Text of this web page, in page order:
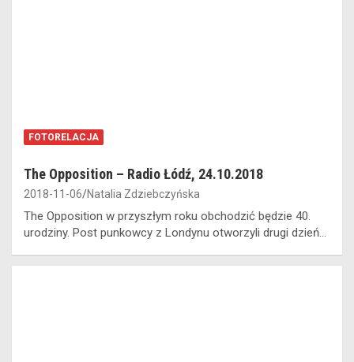
FOTORELACJA
The Opposition – Radio Łódź, 24.10.2018
2018-11-06 Natalia Zdziebczyńska
The Opposition w przyszłym roku obchodzić będzie 40.
urodziny. Post punkowcy z Londynu otworzyli drugi dzień…